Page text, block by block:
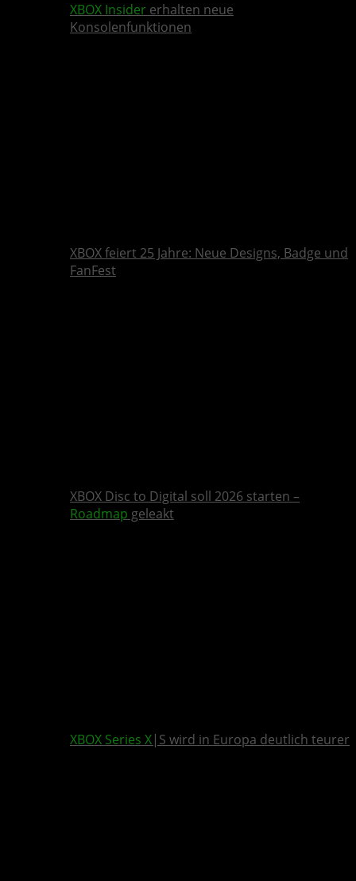
XBOX Insider erhalten neue
Konsolenfunktionen
XBOX feiert 25 Jahre: Neue Designs, Badge und
FanFest
XBOX Disc to Digital soll 2026 starten –
Roadmap geleakt
XBOX Series X|S wird in Europa deutlich teurer